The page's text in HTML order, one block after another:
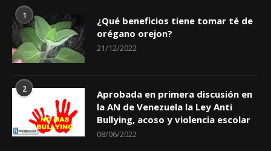
1
¿Qué beneficios tiene tomar té de
orégano orejon?
21/12/2022
2
Aprobada en primera discusión en
la AN de Venezuela la Ley Anti
Bullying, acoso y violencia escolar
08/06/2022